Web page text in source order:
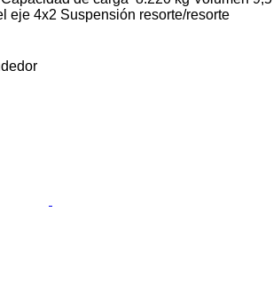
eje 4x2 Suspensión resorte/resorte